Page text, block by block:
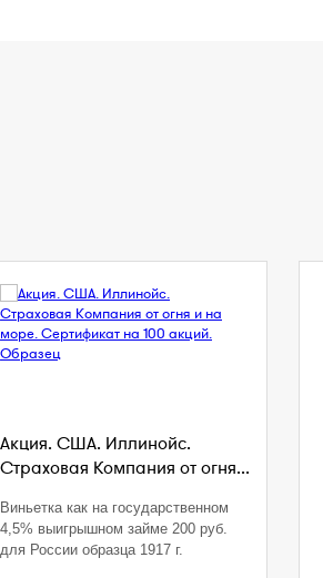
Акция. США. Иллинойс.
Страховая Компания от огня...
Виньетка как на государственном
4,5% выигрышном займе 200 руб.
для России образца 1917 г.